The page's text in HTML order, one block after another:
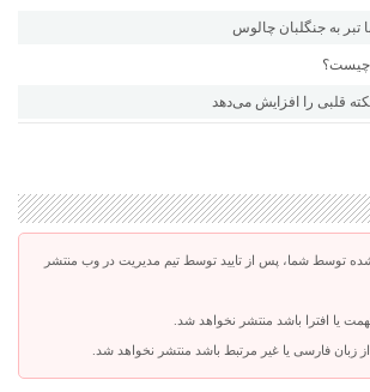
به جنگلبان چالوس
را افزایش می‌دهد
توسط شما، پس از تایید توسط تیم مدیریت در وب منتشر
یا افترا باشد منتشر نخواهد شد.
زبان فارسی یا غیر مرتبط باشد منتشر نخواهد شد.